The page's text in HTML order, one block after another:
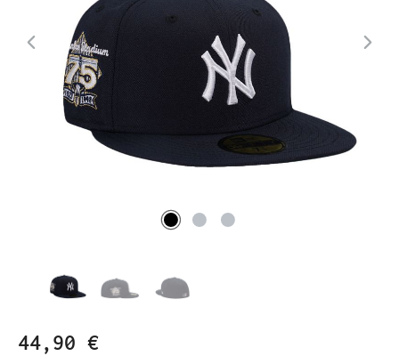
44,90 €